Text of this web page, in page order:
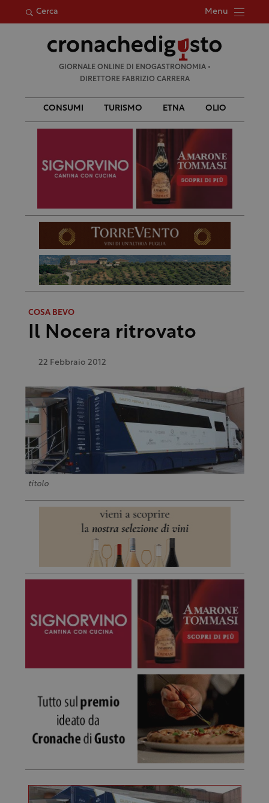
Cerca Menu
per:
GIORNALE ONLINE DI ENOGASTRONOMIA •
DIRETTORE FABRIZIO CARRERA
CONSUMI TURISMO ETNA OLIO
COSA BEVO
Il Nocera ritrovato
22 Febbraio 2012
titolo